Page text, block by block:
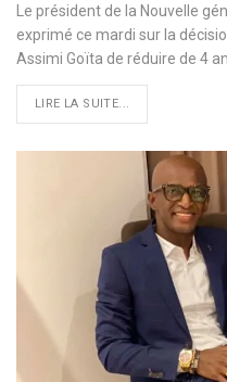
Le président de la Nouvelle
exprimé ce mardi sur la
Assimi Goïta de réduire de 4
LIRE LA SUITE...